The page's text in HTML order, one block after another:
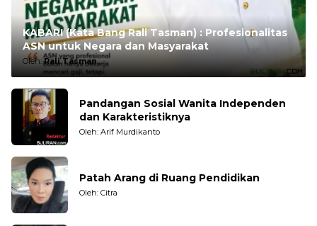
KABARI (Kata Bang Rali Tasman) : Profesionalitas
ASN untuk Negara dan Masyarakat
Oleh:Rali Tasman
Pandangan Sosial Wanita Independen
dan Karakteristiknya
Oleh: Arif Murdikanto
Patah Arang di Ruang Pendidikan
Oleh: Citra